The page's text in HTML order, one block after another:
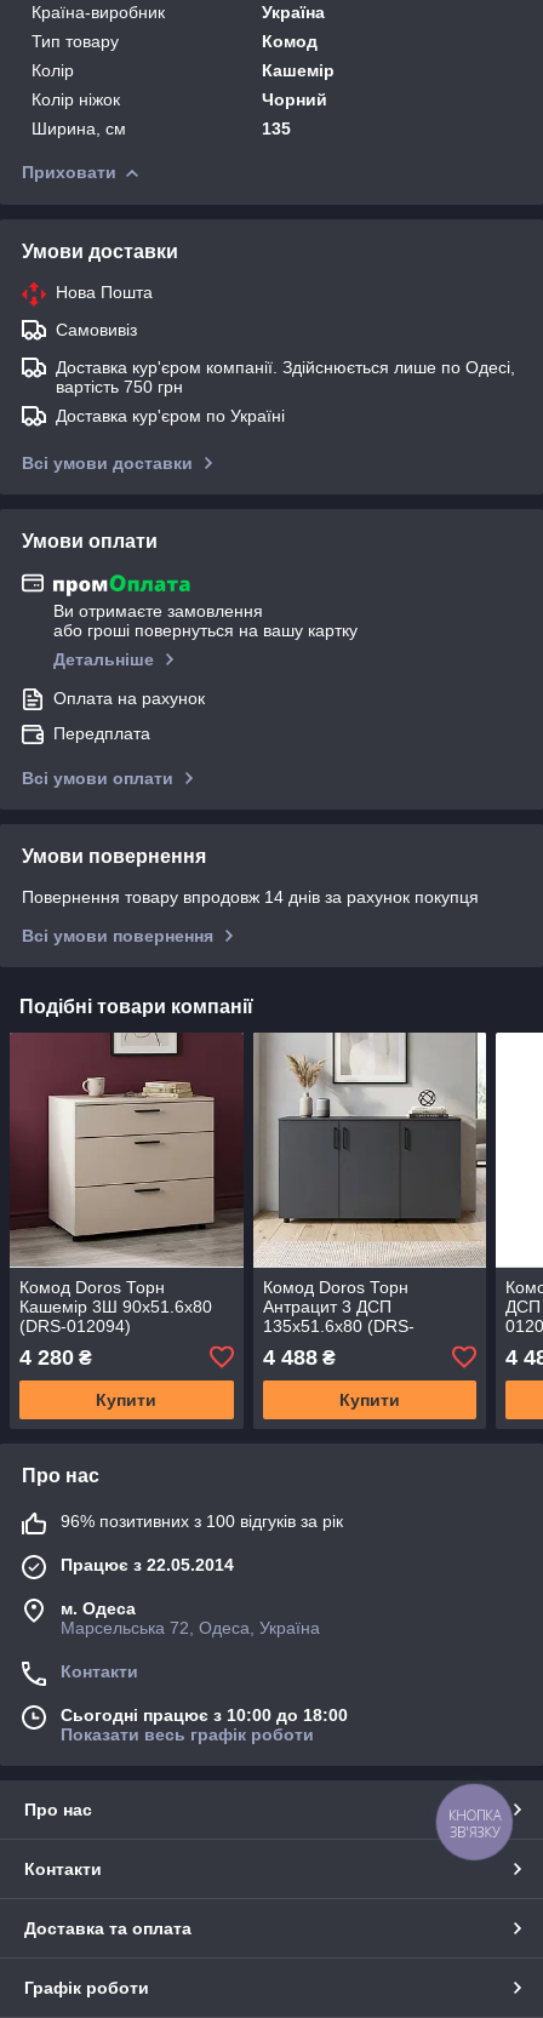
Країна-виробник
Україна
Тип товару
Комод
Колір
Кашемір
Колір ніжок
Чорний
Ширина, см
135
Приховати
Умови доставки
Нова Пошта
Самовивіз
Доставка кур'єром компанії. Здійснюється лише по Одесі,
вартість 750 грн
Доставка кур'єром по Україні
Всі умови доставки
Умови оплати
Ви отримаєте замовлення
або гроші повернуться на вашу картку
Детальніше
Оплата на рахунок
Передплата
Всі умови оплати
Умови повернення
Повернення товару впродовж 14 днів за рахунок покупця
Всі умови повернення
Подібні товари компанії
Комод Doros Торн
Кашемір 3Ш 90х51.6х80
(DRS-012094)
4 280 ₴
Купити
Комод Doros Торн
Антрацит 3 ДСП
135х51.6х80 (DRS-
4 488₴
Купити
ДСП
4
Про нас
96% позитивних з 100 відгуків за рік
Працює з 22.05.2014
м. Одеса
Марсельська 72, Одеса, Україна
Контакти
Сьогодні працює з 10:00 до 18:00
Показати весь графік роботи
Про нас
Контакти
Доставка та оплата
Графік роботи
КНОПКА
ЗВ'ЯЗКУ